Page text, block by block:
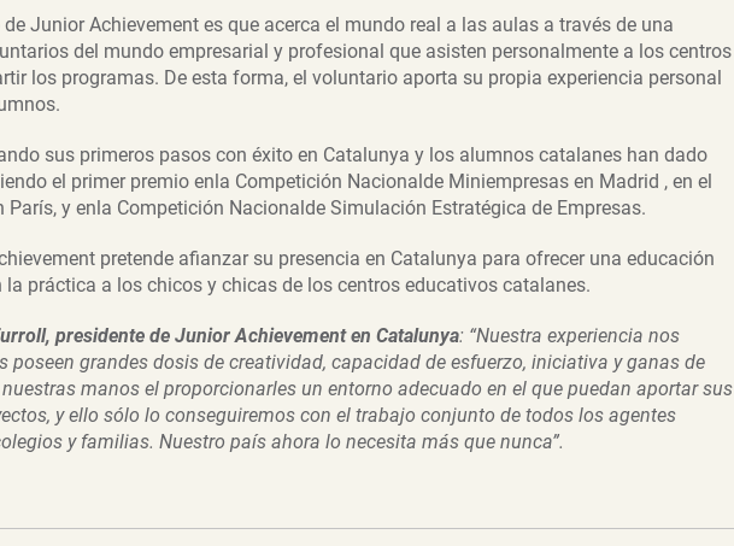
Junior Achievement es que acerca el mundo real a las aulas a través de una
del mundo empresarial y profesional que asisten personalmente a los centros
los programas. De esta forma, el voluntario aporta su propia experiencia personal
sus primeros pasos con éxito en Catalunya y los alumnos catalanes han dado
el primer premio enla Competición Nacionalde Miniempresas en Madrid , en el
París, y enla Competición Nacionalde Simulación Estratégica de Empresas.
pretende afianzar su presencia en Catalunya para ofrecer una educación
la práctica a los chicos y chicas de los centros educativos catalanes.
presidente de Junior Achievement en Catalunya: “Nuestra experiencia nos
poseen grandes dosis de creatividad, capacidad de esfuerzo, iniciativa y ganas de
manos el proporcionarles un entorno adecuado en el que puedan aportar sus
y ello sólo lo conseguiremos con el trabajo conjunto de todos los agentes
y familias. Nuestro país ahora lo necesita más que nunca”.